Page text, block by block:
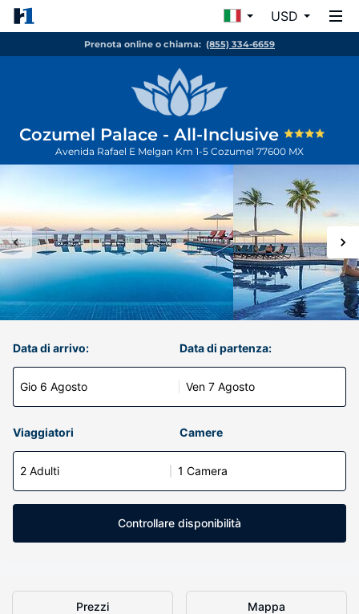
USD
Prenota online o chiama: (855) 334-6659
Cozumel Palace - All-Inclusive
Avenida Rafael E Melgan Km 1-5 Cozumel 77600 MX
Data di arrivo:
Gio 6 Agosto
Data di partenza:
Ven 7 Agosto
Viaggiatori Camere
2 Adulti 1 Camera
Controllare disponibilità
Prezzi Mappa